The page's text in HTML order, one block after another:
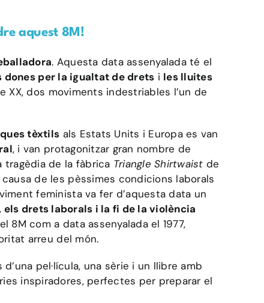
aquest 8M!
. Aquesta data assenyalada té el
dones per la igualtat de drets i les lluites
XX, dos moviments indestriables l’un de
tèxtils als Estats Units i Europa es van
, i van protagonitzar gran nombre de
tragèdia de la fàbrica Triangle Shirtwaist de
causa de les pèssimes condicions laborals
feminista va fer d’aquesta data un
drets laborals i la fi de la violència
8M com a data assenyalada el 1977,
arreu del món.
pel·lícula, una sèrie i un llibre amb
inspiradores, perfectes per preparar el